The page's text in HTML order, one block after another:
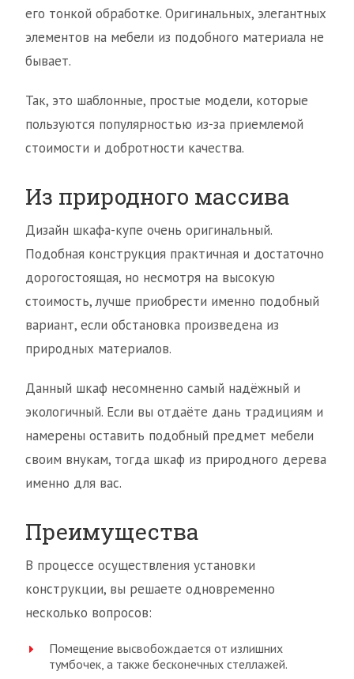
его тонкой обработке. Оригинальных, элегантных
элементов на мебели из подобного материала не
бывает.
Так, это шаблонные, простые модели, которые
пользуются популярностью из-за приемлемой
стоимости и добротности качества.
Из природного массива
Дизайн шкафа-купе очень оригинальный.
Подобная конструкция практичная и достаточно
дорогостоящая, но несмотря на высокую
стоимость, лучше приобрести именно подобный
вариант, если обстановка произведена из
природных материалов.
Данный шкаф несомненно самый надёжный и
экологичный. Если вы отдаёте дань традициям и
намерены оставить подобный предмет мебели
своим внукам, тогда шкаф из природного дерева
именно для вас.
Преимущества
В процессе осуществления установки
конструкции, вы решаете одновременно
несколько вопросов:
Помещение высвобождается от излишних
тумбочек, а также бесконечных стеллажей.